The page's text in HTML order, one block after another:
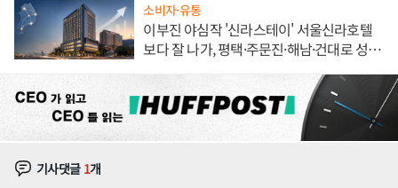
소비자·유통
이부진 야심작 '신라스테이' 서울신라호텔
보다 잘 나가, 평택·주문진·해남·건대로 성
기사댓글 1개